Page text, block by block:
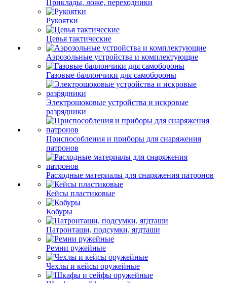
Приклады, ложе, переходники
Рукоятки
Цевья тактические
Аэрозольные устройства и комплектующие
Газовые баллончики для самобороны
Электрошоковые устройства и искровые
разрядники
Приспособления и приборы для снаряжения
патронов
Расходные материалы для снаряжения патронов
Кейсы пластиковые
Кобуры
Патронташи, подсумки, ягдташи
Ремни ружейные
Чехлы и кейсы оружейные